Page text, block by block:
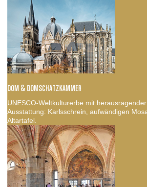
DOM & DOMSCHATZKAMMER
UNESCO-Weltkulturerbe mit
Ausstattung: Karlsschrein, aufwändigen
Altartafel.